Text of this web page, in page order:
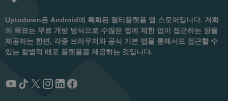
Uptodown은 Android에 특화된 멀티플랫폼 앱 스토어입니다. 저희
의 목표는 무료 개방 방식으로 수많은 앱에 제한 없이 접근하는 장을
제공하는 한편, 각종 브라우저와 공식 기본 앱을 통해서도 접근할 수
있는 합법적 배포 플랫폼을 제공하는 것입니다.